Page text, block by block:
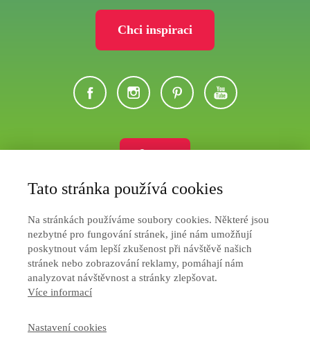
Chci inspiraci
Jak nakupovat
Obchodní podmínky
Tato stránka používá cookies
Na stránkách používáme soubory cookies. Některé jsou
nezbytné pro fungování stránek, jiné nám umožňují
poskytnout vám lepší zkušenost při návštěvě našich
stránek nebo zobrazování reklamy, pomáhají nám
analyzovat návštěvnost a stránky zlepšovat.
Více informací
Nastavení cookies